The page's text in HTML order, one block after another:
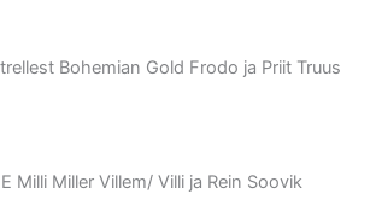
Bohemian Gold Frodo ja Priit Truus
Milli Miller Villem/ Villi ja Rein Soovik